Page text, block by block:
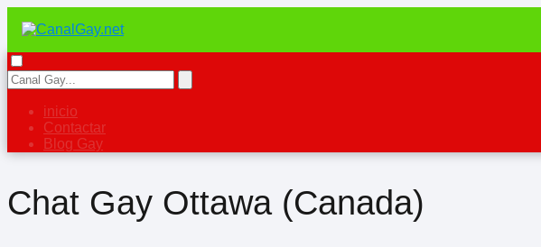
inicio
Contactar
Blog Gay
Chat Gay Ottawa (Canada)